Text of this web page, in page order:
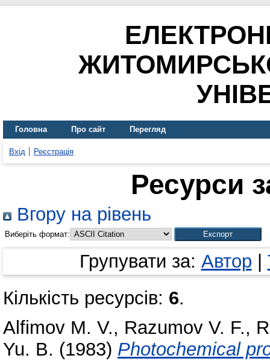
Головна Про сайт Перегляд
Вхід Реєстрація
Ресурси
Вгору на рівень
Виберіть формат:
Групувати за: Автор
Кількість ресурсів: 6.
Alfіmov M. V., Razumov V. F.,
Yu. В. (1983) Photochemical